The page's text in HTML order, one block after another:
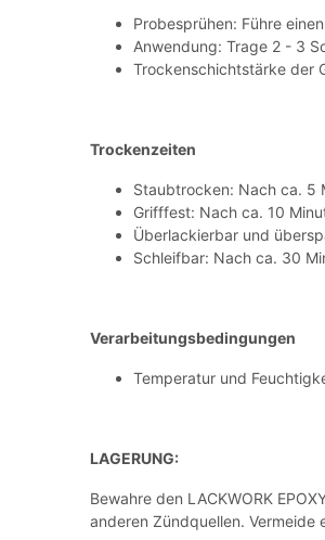
Probesprühen: Führe
Anwendung: Trage 2 - 3
Trockenschichtstärke der
Trockenzeiten
Staubtrocken: Nach ca. 5
Grifffest: Nach ca. 10
Überlackierbar und
Schleifbar: Nach ca. 30
Verarbeitungsbedingungen
Temperatur und
LAGERUNG:
Bewahre den LACKWORK
anderen Zündquellen.